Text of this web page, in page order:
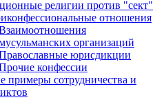
религии против "сект"
отношения
организаций
юрисдикции
конфессии
примеры сотрудничества и